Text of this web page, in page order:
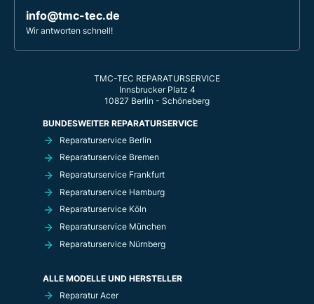
info@tmc-tec.de
Wir antworten schnell!
TMC-TEC REPARATURSERVICE
Innsbrucker Platz 4
10827 Berlin - Schöneberg
BUNDESWEITER REPARATURSERVICE
Reparaturservice Berlin
Reparaturservice Bremen
Reparaturservice Frankfurt
Reparaturservice Hamburg
Reparaturservice Köln
Reparaturservice München
Reparaturservice Nürnberg
ALLE MODELLE UND HERSTELLER
Reparatur Acer